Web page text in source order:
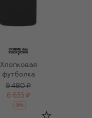
Хлопковая
футболка
9 480 ₽
6 635 ₽
-30%